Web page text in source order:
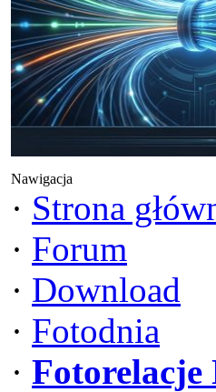
Nawigacja
· Strona
· Forum
· Download
· Fotodnia
· Fotorelacje